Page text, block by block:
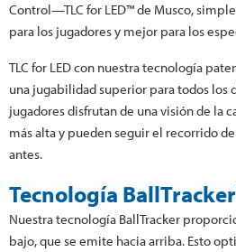
Control—TLC for LED™ de Musco,
para los jugadores y mejor para los
TLC for LED con nuestra tecnología
una jugabilidad superior para todos los
jugadores disfrutan de una visión de la
más alta y pueden seguir el recorrido
antes.
Tecnología
Nuestra tecnología BallTracker
bajo, que se emite hacia arriba. Esto